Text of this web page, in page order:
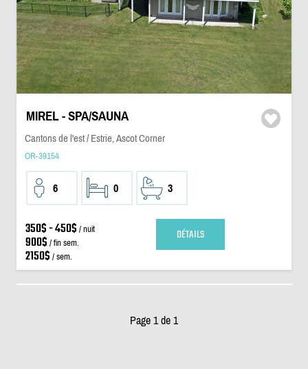
MIREL - SPA/SAUNA
Cantons de l'est / Estrie, Ascot Corner
OR-39154
6 0 3
350$ - 450$ / nuit
900$ / fin sem.
2150$ / sem.
DÉTAILS
Page 1 de 1